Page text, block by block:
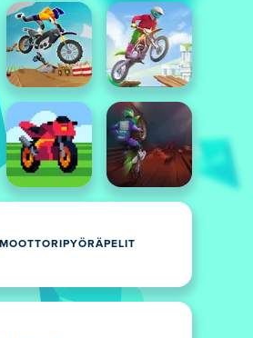
MOOTTORIPYÖRÄPELIT